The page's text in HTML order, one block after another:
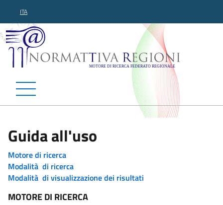
ITA
Normattiva Regioni -
Guida all'uso
Motore di ricerca
Modalità di ricerca
Modalità di visualizzazione dei risultati
MOTORE DI RICERCA